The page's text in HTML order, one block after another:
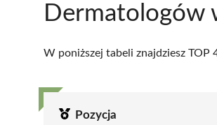
Dermatologów
W poniższej tabeli znajdziesz TOP
Pozycja